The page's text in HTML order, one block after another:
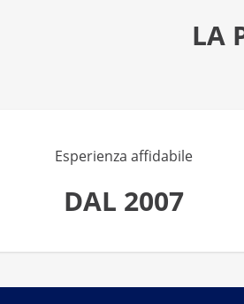
LA
Esperienza affidabile
DAL 2007